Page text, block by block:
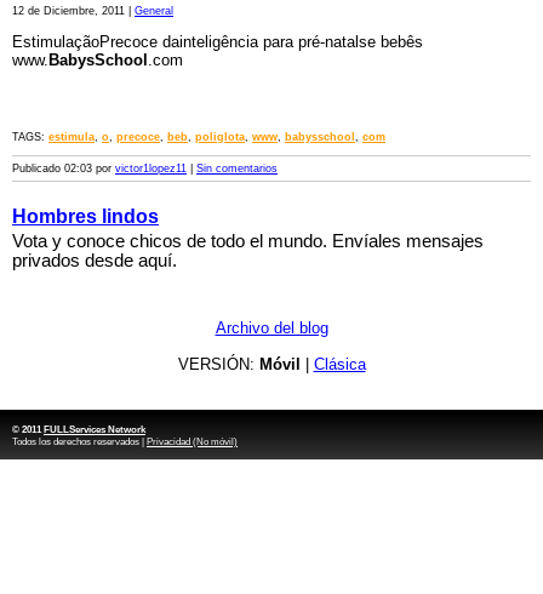
12 de Diciembre, 2011 | General
EstimulaçãoPrecoce dainteligência para pré-natalse bebês
www. BabysSchool .com
TAGS: estimula o precoce beb poliglota www babysschool com
Publicado 02:03 por victor1lopez11 Sin comentarios
Hombres lindos
Vota y conoce chicos de todo el mundo. Envíales mensajes
privados desde aquí.
Archivo del blog
VERSIÓN: Móvil Clásica
© 2011 FULLServices Network
Todos los derechos reservados | Privacidad (No móvil)